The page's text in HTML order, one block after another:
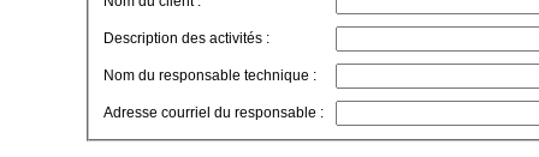
Description des activités :
Nom du responsable technique :
Adresse courriel du responsable :